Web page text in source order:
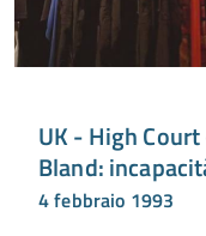
UK - High
Bland:
4 febbraio 1993